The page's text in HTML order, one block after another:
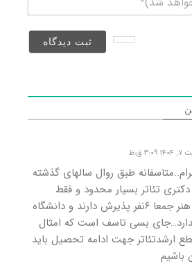
(منتشر
ق٫ظ
طبق روال سالهای گذشته
تئاتر بسیار محدود و فقط
دانشگاه های تهران و هنر جمعا ۶نفر پذیرش دارند و دانشگاه
بسی تاسف است که امثال
ارشدتئاتر جهت ادامه تحصیل باید
باشیم